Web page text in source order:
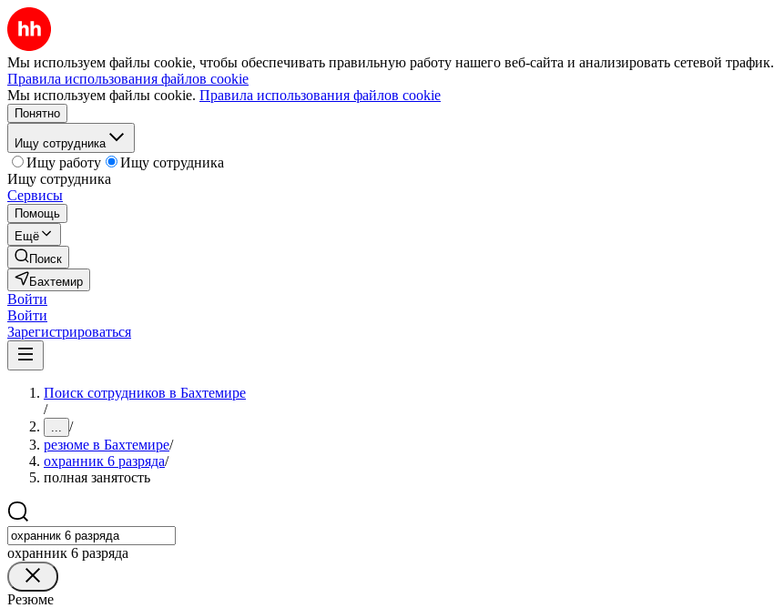
Мы используем файлы cookie, чтобы обеспечивать правильную работу нашего веб-сайта и анализировать сетевой трафик.
Правила использования файлов cookie
Мы используем файлы cookie. Правила использования файлов cookie
Понятно
Ищу сотрудника
Ищу работу
Ищу сотрудника
Ищу сотрудника
Сервисы
Помощь
Ещё
Поиск
Бахтемир
Войти
Войти
Зарегистрироваться
Поиск сотрудников в Бахтемире
/
... /
резюме в Бахтемире/
охранник 6 разряда/
полная занятость
охранник 6 разряда
Резюме